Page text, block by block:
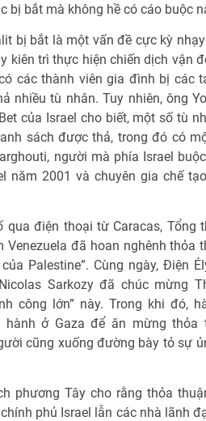
bị bắt mà không hề có cáo buộc
bị bắt là một vấn đề cực kỳ
kiên trì thực hiện chiến dịch vận
các thành viên gia đình bị các
nhiều tù nhân. Tuy nhiên, ông
của Israel cho biết, một số tù
sách được thả, trong đó có
người mà phía Israel
năm 2001 và chuyên gia chế
qua điện thoại từ Caracas, Tổng
Venezuela đã hoan nghênh thỏa
Palestine”. Cùng ngày, Điện
Sarkozy đã chúc mừng
công lớn” này. Trong khi đó,
hành ở Gaza để ăn mừng thỏa
cũng xuống đường bày tỏ sự
phương Tây cho rằng thỏa
phủ Israel lẫn các nhà lãnh